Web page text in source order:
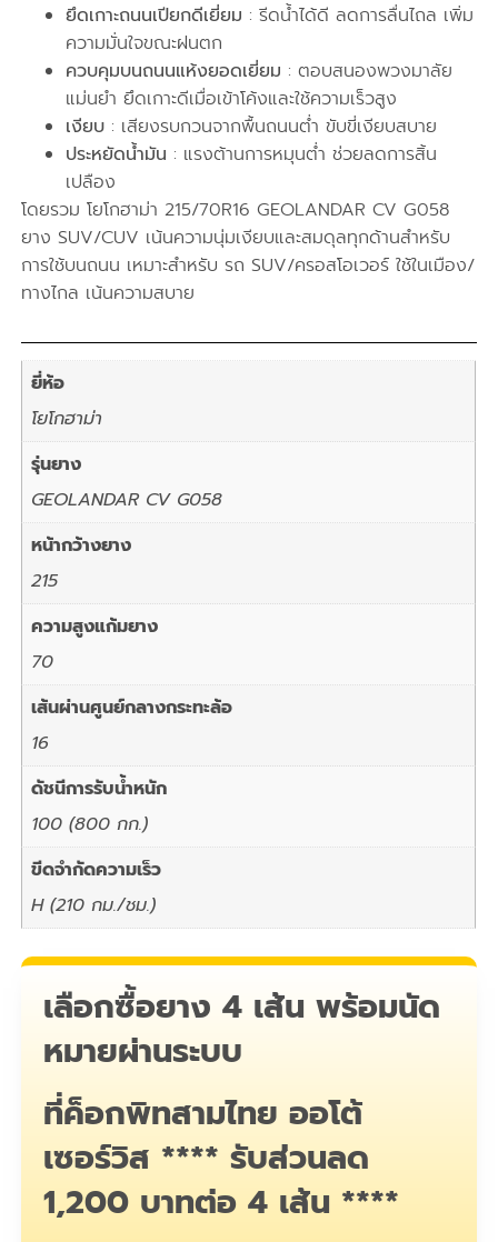
ยึดเกาะถนนเปียกดีเยี่ยม : รีดน้ำได้ดี ลดการลื่นไถล เพิ่ม
ความมั่นใจขณะฝนตก
ควบคุมบนถนนแห้งยอดเยี่ยม : ตอบสนองพวงมาลัย
แม่นยำ ยึดเกาะดีเมื่อเข้าโค้งและใช้ความเร็วสูง
เงียบ : เสียงรบกวนจากพื้นถนนต่ำ ขับขี่เงียบสบาย
ประหยัดน้ำมัน : แรงต้านการหมุนต่ำ ช่วยลดการสิ้น
เปลือง
โดยรวม โยโกฮาม่า 215/70R16 GEOLANDAR CV G058
ยาง SUV/CUV เน้นความนุ่มเงียบและสมดุลทุกด้านสำหรับ
การใช้บนถนน เหมาะสำหรับ รถ SUV/ครอสโอเวอร์ ใช้ในเมือง/
ทางไกล เน้นความสบาย
ยี่ห้อ
โยโกฮาม่า
รุ่นยาง
GEOLANDAR CV G058
หน้ากว้างยาง
215
ความสูงแก้มยาง
70
เส้นผ่านศูนย์กลางกระทะล้อ
16
ดัชนีการรับน้ำหนัก
100 (800 กก.)
ขีดจำกัดความเร็ว
H (210 กม./ชม.)
เลือกซื้อยาง 4 เส้น พร้อมนัด
หมายผ่านระบบ
ที่ค็อกพิทสามไทย ออโต้
เซอร์วิส ****รับส่วนลด
1,200 บาทต่อ 4 เส้น ****